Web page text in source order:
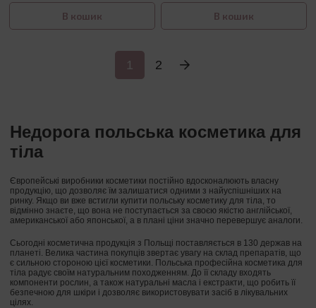
В кошик В кошик
1 2
Недорога польська косметика для
тіла
Європейські виробники косметики постійно вдосконалюють власну
продукцію, що дозволяє їм залишатися одними з найуспішніших на
ринку. Якщо ви вже встигли купити польську косметику для тіла, то
відмінно знаєте, що вона не поступається за своєю якістю англійської,
американської або японської, а в плані ціни значно перевершує аналоги.
Сьогодні косметична продукція з Польщі поставляється в 130 держав на
планеті. Велика частина покупців звертає увагу на склад препаратів, що
є сильною стороною цієї косметики. Польська професійна косметика для
тіла радує своїм натуральним походженням. До її складу входять
компоненти рослин, а також натуральні масла і екстракти, що робить її
безпечною для шкіри і дозволяє використовувати засіб в лікувальних
цілях.